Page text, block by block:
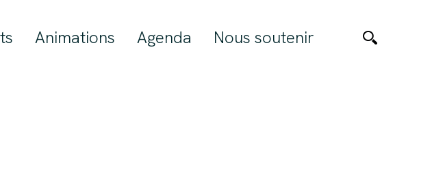
Animations Agenda Nous soutenir